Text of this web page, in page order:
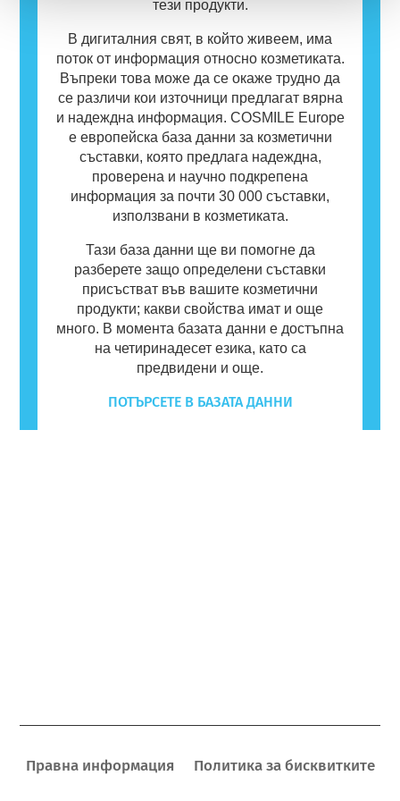
тези продукти.
В дигиталния свят, в който живеем, има
поток от информация относно козметиката.
Въпреки това може да се окаже трудно да
се различи кои източници предлагат вярна
и надеждна информация. COSMILE Europe
е европейска база данни за козметични
съставки, която предлага надеждна,
проверена и научно подкрепена
информация за почти 30 000 съставки,
използвани в козметиката.
Тази база данни ще ви помогне да
разберете защо определени съставки
присъстват във вашите козметични
продукти; какви свойства имат и още
много. В момента базата данни е достъпна
на четиринадесет езика, като са
предвидени и още.
ПОТЪРСЕТЕ В БАЗАТА ДАННИ
Правна информация Политика за бисквитките